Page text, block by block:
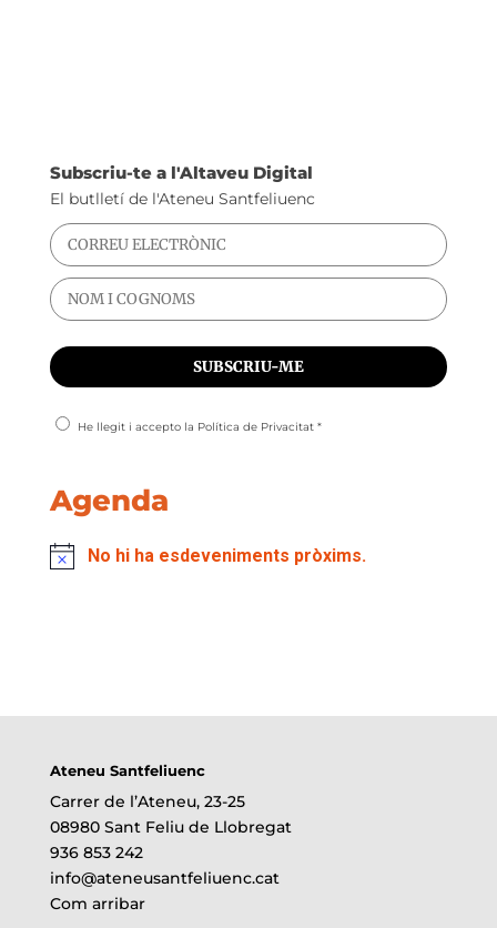
Subscriu-te a l'Altaveu Digital
El butlletí de l'Ateneu Santfeliuenc
He llegit i accepto la Política de Privacitat*
Agenda
No hi ha esdeveniments pròxims.
Ateneu Santfeliuenc
Carrer de l’Ateneu, 23-25
08980 Sant Feliu de Llobregat
936 853 242
info@ateneusantfeliuenc.cat
Com arribar